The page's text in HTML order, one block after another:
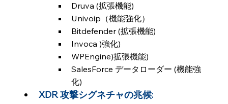
Druva (拡張機能)
Univoip（機能強化）
Bitdefender (拡張機能)
Invoca )強化)
WPEngine)拡張機能)
SalesForce データローダー (機能強
化)
XDR 攻撃シグネチャの兆候: